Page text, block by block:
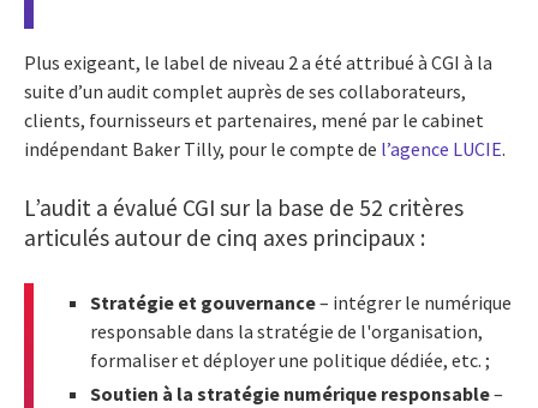
Plus exigeant, le label de niveau 2 a été attribué à CGI à la
suite d’un audit complet auprès de ses collaborateurs,
clients, fournisseurs et partenaires, mené par le cabinet
indépendant Baker Tilly, pour le compte de l’agence LUCIE.
L’audit a évalué CGI sur la base de 52 critères
articulés autour de cinq axes principaux :
Stratégie et gouvernance– intégrer le numérique
responsable dans la stratégie de l'organisation,
formaliser et déployer une politique dédiée, etc. ;
Soutien à la stratégie numérique responsable–